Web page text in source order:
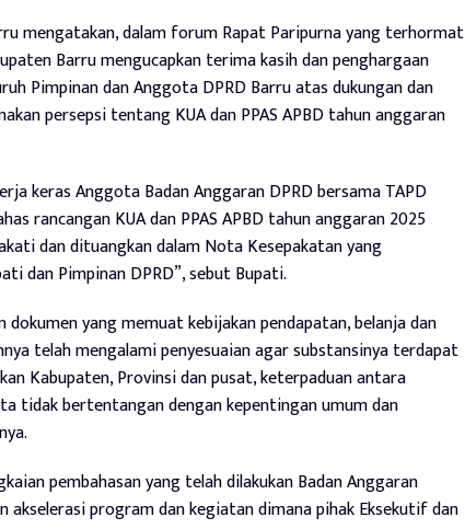
mengatakan, dalam forum Rapat Paripurna yang terhormat
Barru mengucapkan terima kasih dan penghargaan
Pimpinan dan Anggota DPRD Barru atas dukungan dan
persepsi tentang KUA dan PPAS APBD tahun anggaran
keras Anggota Badan Anggaran DPRD bersama TAPD
rancangan KUA dan PPAS APBD tahun anggaran 2025
dan dituangkan dalam Nota Kesepakatan yang
dan Pimpinan DPRD”, sebut Bupati.
dokumen yang memuat kebijakan pendapatan, belanja dan
telah mengalami penyesuaian agar substansinya terdapat
Kabupaten, Provinsi dan pusat, keterpaduan antara
tidak bertentangan dengan kepentingan umum dan
pembahasan yang telah dilakukan Badan Anggaran
akselerasi program dan kegiatan dimana pihak Eksekutif dan